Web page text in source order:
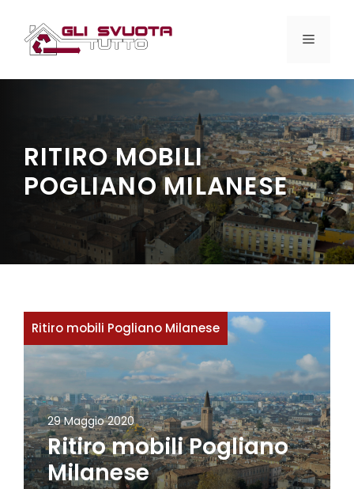
contenuto
MENU
RITIRO MOBILI
POGLIANO MILANESE
Ritiro mobili Pogliano Milanese
29 Maggio 2020
Ritiro mobili Pogliano
Milanese